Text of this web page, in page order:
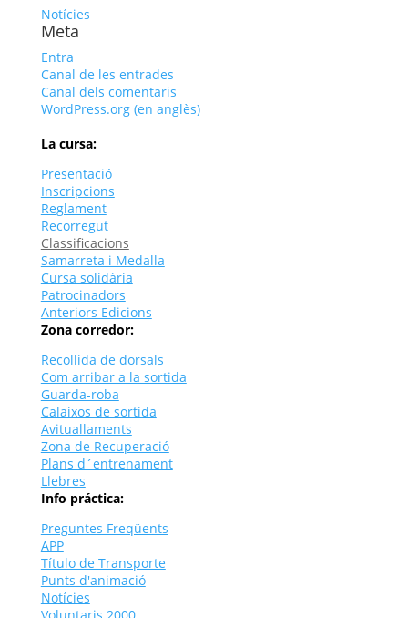
Notícies
Meta
Entra
Canal de les entrades
Canal dels comentaris
WordPress.org (en anglès)
La cursa:
Presentació
Inscripcions
Reglament
Recorregut
Classificacions
Samarreta i Medalla
Cursa solidària
Patrocinadors
Anteriors Edicions
Zona corredor:
Recollida de dorsals
Com arribar a la sortida
Guarda-roba
Calaixos de sortida
Avituallaments
Zona de Recuperació
Plans d´entrenament
Llebres
Info práctica:
Preguntes Freqüents
APP
Título de Transporte
Punts d'animació
Notícies